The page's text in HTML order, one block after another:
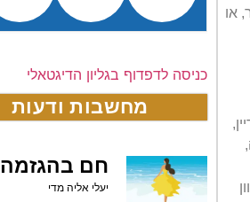
או
כניסה לדפדוף בגליון הדיגטאלי
מחשבות ודעות
חם בהגזמה
יעלי אליה מדי